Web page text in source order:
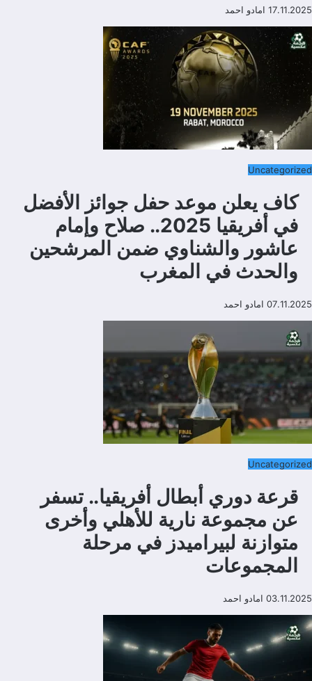
17.11.2025 امادو احمد
Uncategorized
كاف يعلن موعد حفل جوائز الأفضل
في أفريقيا 2025.. صلاح وإمام
عاشور والشناوي ضمن المرشحين
والحدث في المغرب
07.11.2025 امادو احمد
Uncategorized
قرعة دوري أبطال أفريقيا.. تسفر
عن مجموعة نارية للأهلي وأخرى
متوازنة لبيراميدز في مرحلة
المجموعات
03.11.2025 امادو احمد